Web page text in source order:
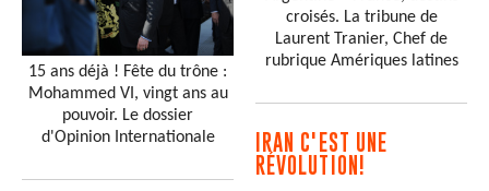
15 ans déjà ! Fête du trône :
Mohammed VI, vingt ans au
pouvoir. Le dossier
d'Opinion Internationale
croisés. La tribune de
Laurent Tranier, Chef de
rubrique Amériques latines
IRAN C'EST UNE
RÉVOLUTION!